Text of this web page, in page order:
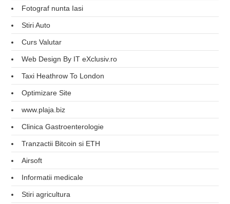
Fotograf nunta Iasi
Stiri Auto
Curs Valutar
Web Design By IT eXclusiv.ro
Taxi Heathrow To London
Optimizare Site
www.plaja.biz
Clinica Gastroenterologie
Tranzactii Bitcoin si ETH
Airsoft
Informatii medicale
Stiri agricultura